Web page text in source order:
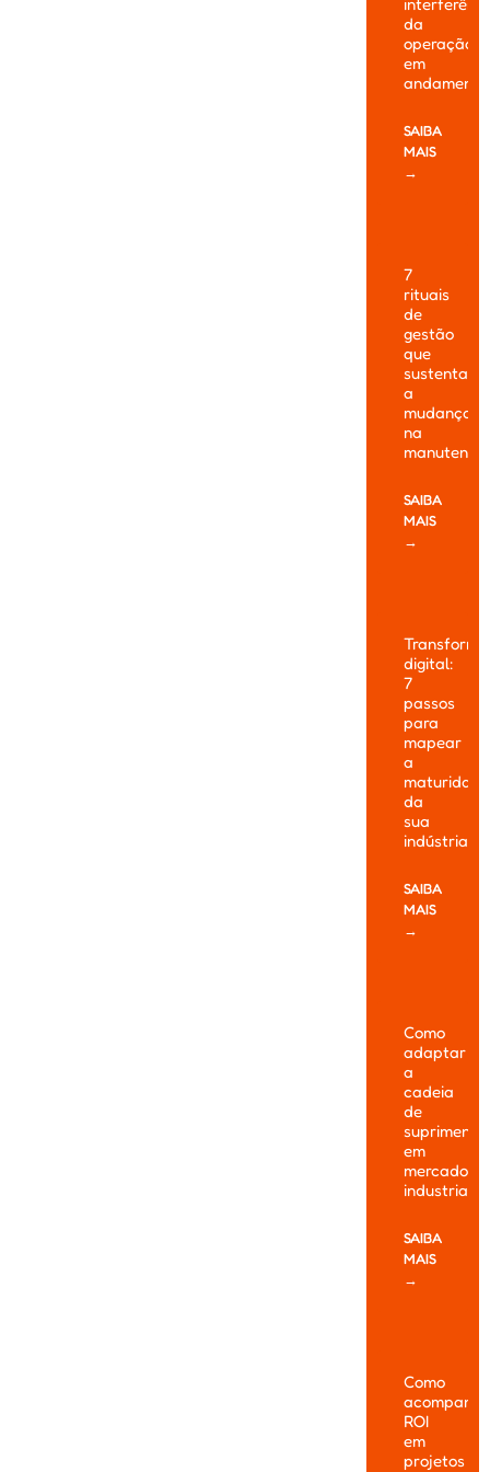
da
operação
em
andamento
SAIBA
MAIS
→
7
rituais
de
gestão
que
sustentam
a
mudança
na
SAIBA
MAIS
→
digital:
7
passos
para
mapear
a
maturidade
da
sua
indústria
SAIBA
MAIS
→
Como
adaptar
a
cadeia
de
em
mercados
industriais
SAIBA
MAIS
→
Como
ROI
em
projetos